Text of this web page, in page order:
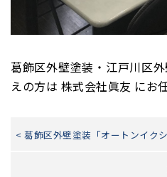
葛飾区外壁塗装・江戸川区
えの方は 株式会社眞友 にお
< 葛飾区外壁塗装「オートンイクシ